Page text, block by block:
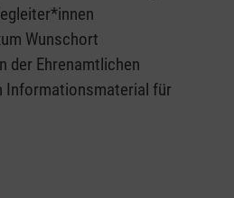
Wunschort
der Ehrenamtlichen
Informationsmaterial für